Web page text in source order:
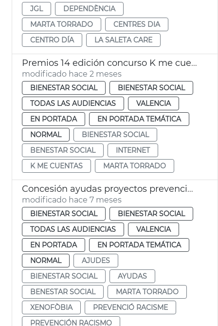
JGL
DEPENDÈNCIA
MARTA TORRADO
CENTRES DIA
CENTRO DÍA
LA SALETA CARE
Premios 14 edición concurso K me cuentas València
modificado hace 2 meses
BIENESTAR SOCIAL
BIENESTAR SOCIAL
TODAS LAS AUDIENCIAS
VALENCIA
EN PORTADA
EN PORTADA TEMÁTICA
NORMAL
BIENESTAR SOCIAL
BENESTAR SOCIAL
INTERNET
K ME CUENTAS
MARTA TORRADO
Concesión ayudas proyectos prevención racismo y xenofobia 2025
modificado hace 7 meses
BIENESTAR SOCIAL
BIENESTAR SOCIAL
TODAS LAS AUDIENCIAS
VALENCIA
EN PORTADA
EN PORTADA TEMÁTICA
NORMAL
AJUDES
BIENESTAR SOCIAL
AYUDAS
BENESTAR SOCIAL
MARTA TORRADO
XENOFÒBIA
PREVENCIÓ RACISME
PREVENCIÓN RACISMO